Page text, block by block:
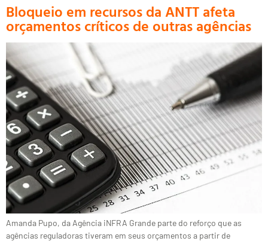
Bloqueio em recursos da ANTT afeta
orçamentos críticos de outras agências
Amanda Pupo, da Agência iNFRA Grande parte do reforço que as
agências reguladoras tiveram em seus orçamentos a partir de